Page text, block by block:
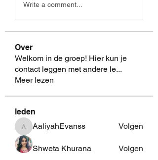
Write a comment...
Over
Welkom in de groep! Hier kun je
contact leggen met andere le...
Meer lezen
leden
AaliyahEvanss
AaliyahEvanss Volgen
Shweta Khurana Volgen